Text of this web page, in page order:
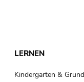
LERNEN
Kindergarten &